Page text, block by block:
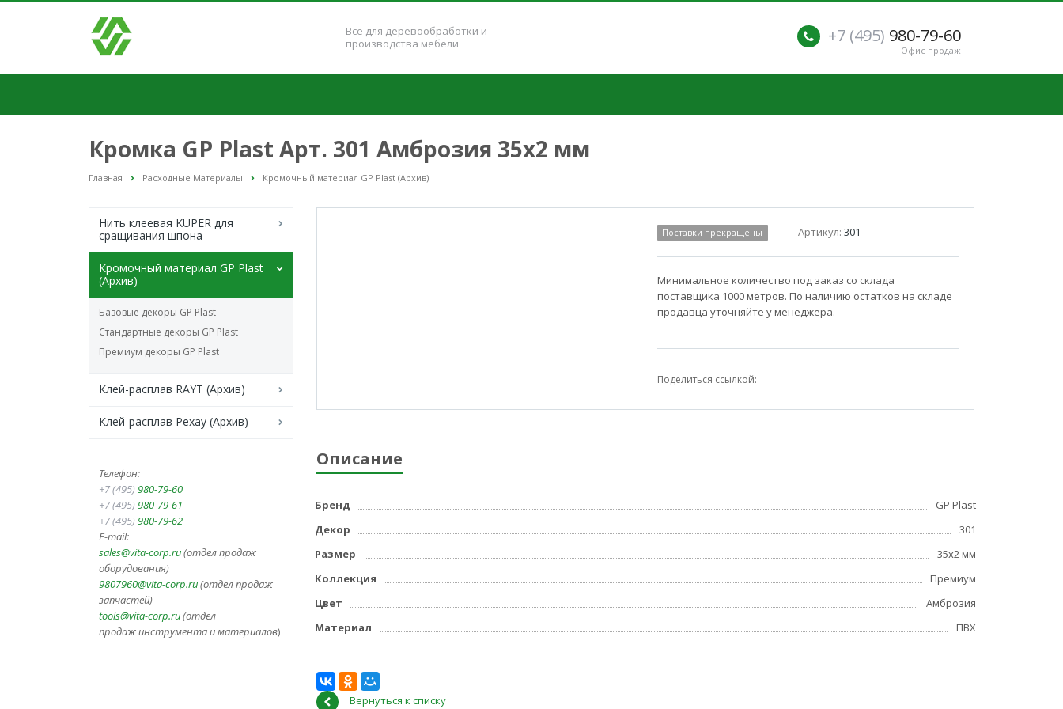
Всё для деревообработки и
производства мебели
+7 (495) 980-79-60
Офис продаж
Кромка GP Plast Арт. 301 Амброзия 35x2 мм
Главная Расходные Материалы Кромочный материал GP Plast (Архив)
Нить клеевая KUPER для
сращивания шпона
Кромочный материал GP Plast
(Архив)
Базовые декоры GP Plast
Стандартные декоры GP Plast
Премиум декоры GP Plast
Клей-расплав RAYT (Архив)
Клей-расплав Рехау (Архив)
Телефон:
+7 (495) 980-79-60
+7 (495) 980-79-61
+7 (495) 980-79-62
E-mail:
sales@vita-corp.ru(отдел продаж
оборудования)
9807960@vita-corp.ru(отдел продаж
запчастей)
tools@vita-corp.ru(отдел
продаж инструмента иматериалов)
Поставки прекращены Артикул: 301
Минимальное количество под заказ со склада
поставщика 1000 метров. По наличию остатков на складе
продавца уточняйте у менеджера.
Поделиться ссылкой:
Описание
Бренд
GP Plast
Декор
301
Размер
35x2 мм
Коллекция
Премиум
Цвет
Амброзия
Материал
ПВХ
Вернуться к списку